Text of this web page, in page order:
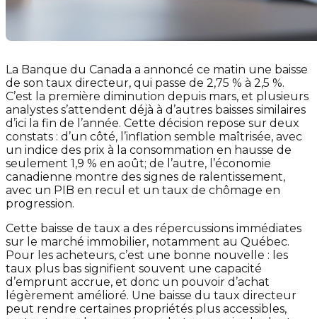
La Banque du Canada a annoncé ce matin une baisse
de son taux directeur, qui passe de 2,75 % à 2,5 %.
C’est la première diminution depuis mars, et plusieurs
analystes s’attendent déjà à d’autres baisses similaires
d’ici la fin de l’année. Cette décision repose sur deux
constats : d’un côté, l’inflation semble maîtrisée, avec
un indice des prix à la consommation en hausse de
seulement 1,9 % en août; de l’autre, l’économie
canadienne montre des signes de ralentissement,
avec un PIB en recul et un taux de chômage en
progression.
Cette baisse de taux a des répercussions immédiates
sur le marché immobilier, notamment au Québec.
Pour les acheteurs, c’est une bonne nouvelle : les
taux plus bas signifient souvent une capacité
d’emprunt accrue, et donc un pouvoir d’achat
légèrement amélioré. Une baisse du taux directeur
peut rendre certaines propriétés plus accessibles,